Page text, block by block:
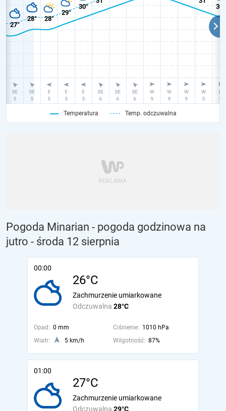
Temperatura Temp. odczuwalna
Pogoda Minarian - pogoda godzinowa na
jutro - środa 12 sierpnia
00:00
26°C
Odczuwalna 28°C
Zachmurzenie umiarkowane
Opad: 0 mm Ciśnienie: 1010 hPa
Wiatr:
5 km/h Wilgotność: 87%
01:00
27°C
Odczuwalna 29°C
Zachmurzenie umiarkowane